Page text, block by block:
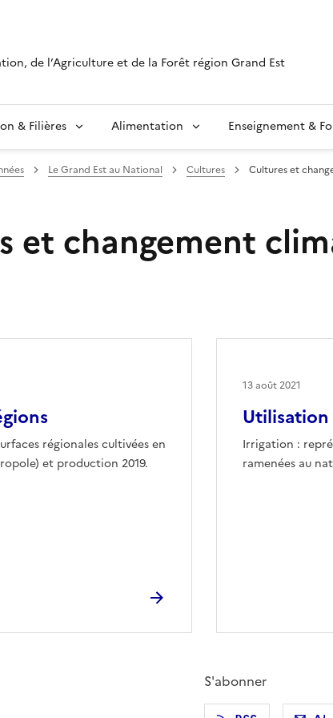
de l’Agriculture et de la Forêt région Grand Est
& Filières Alimentation Enseignement &
Le Grand Est au National Cultures Cultures et
et changement
régionales cultivées en
et production 2019.
Utilisation
Irrigation :
ramenées au
13 août 2021
S'abonner